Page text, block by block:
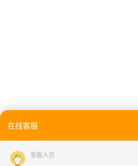
在线客服
客服人员